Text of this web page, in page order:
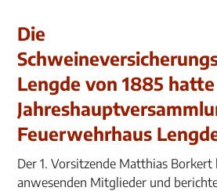
Die
Lengde von 1885
Feuerwehrhaus
Der 1. Vorsitzende Matthias
anwesenden Mitglieder und